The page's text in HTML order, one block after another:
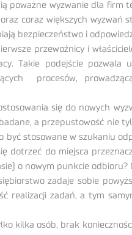
wyzwanie dla firm
coraz większych wyzwań
bezpieczeństwo i
przewoźnicy i
Takie podejście pozwala
procesów,
się do nowych
a przepustowość nie
stosowane w szukaniu
dotrzeć do miejsca
o nowym punkcie odbioru?
zadaje sobie
realizacji zadań, a tym
kilka osób, brak